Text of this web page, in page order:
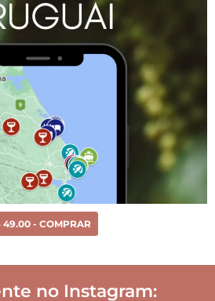
49.00 - COMPRAR
no Instagram: